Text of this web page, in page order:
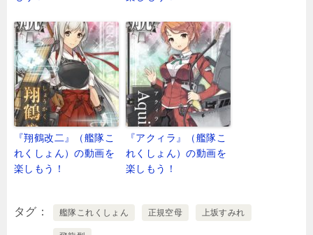
『翔鶴改二』（艦隊こ
れくしょん）の動画を
楽しもう！
『アクィラ』（艦隊こ
れくしょん）の動画を
楽しもう！
タグ 艦隊これくしょん 正規空母 上坂すみれ